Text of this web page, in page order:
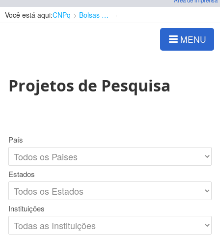
Você está aqui:CNPq Bolsas e Auxílios Vigentes
MENU
Projetos de Pesquisa
País
Estados
Instituições